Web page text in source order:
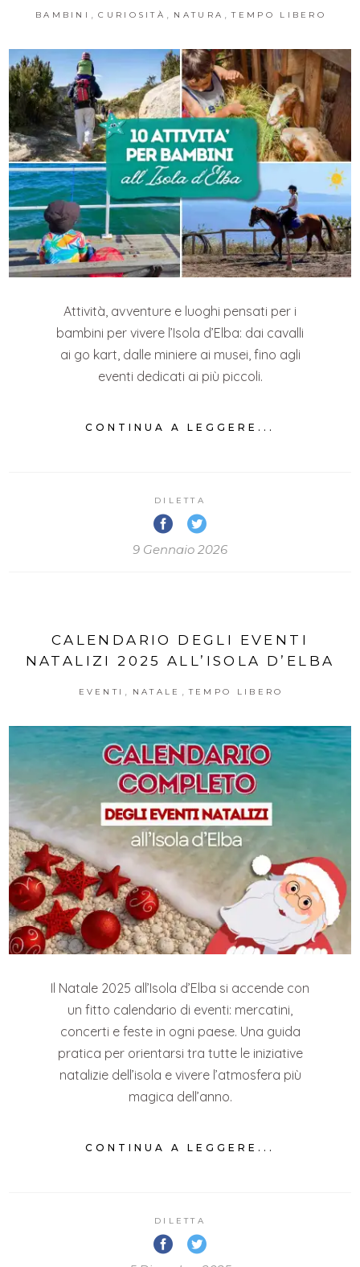
BAMBINI CURIOSITÀ NATURA TEMPO LIBERO
Attività, avventure e luoghi pensati per i
bambini per vivere l’Isola d’Elba: dai cavalli
ai go kart, dalle miniere ai musei, fino agli
eventi dedicati ai più piccoli.
CONTINUA A LEGGERE...
DILETTA
9 Gennaio 2026
CALENDARIO DEGLI EVENTI
NATALIZI 2025 ALL’ISOLA D’ELBA
EVENTI NATALE TEMPO LIBERO
Il Natale 2025 all’Isola d’Elba si accende con
un fitto calendario di eventi: mercatini,
concerti e feste in ogni paese. Una guida
pratica per orientarsi tra tutte le iniziative
natalizie dell’isola e vivere l’atmosfera più
magica dell’anno.
CONTINUA A LEGGERE...
DILETTA